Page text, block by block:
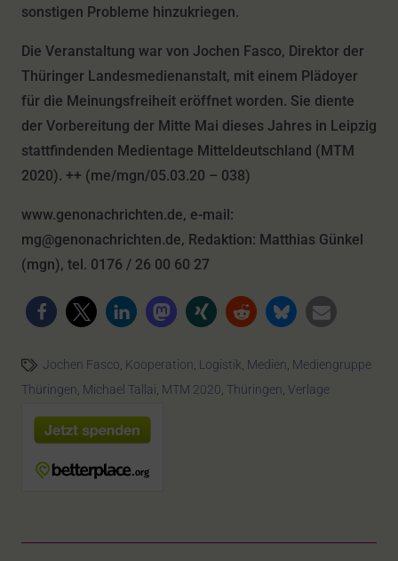
sonstigen Probleme hinzukriegen.
Die Veranstaltung war von Jochen Fasco, Direktor der
Thüringer Landesmedienanstalt, mit einem Plädoyer
für die Meinungsfreiheit eröffnet worden. Sie diente
der Vorbereitung der Mitte Mai dieses Jahres in Leipzig
stattfindenden Medientage Mitteldeutschland (MTM
2020). ++ (me/mgn/05.03.20 – 038)
www.genonachrichten.de, e-mail:
mg@genonachrichten.de, Redaktion: Matthias Günkel
(mgn), tel. 0176 / 26 00 60 27
Jochen Fasco, Kooperation, Logistik, Medien, Mediengruppe
Thüringen, Michael Tallai, MTM 2020, Thüringen, Verlage